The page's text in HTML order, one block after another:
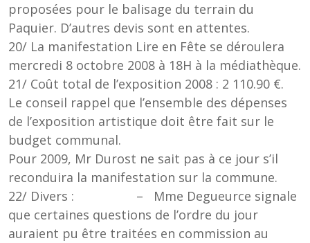
proposées pour le balisage du terrain du
Paquier. D’autres devis sont en attentes.
20/ La manifestation Lire en Fête se déroulera
mercredi 8 octobre 2008 à 18H à la médiathèque.
21/ Coût total de l’exposition 2008 : 2 110.90 €.
Le conseil rappel que l’ensemble des dépenses
de l’exposition artistique doit être fait sur le
budget communal.
Pour 2009, Mr Durost ne sait pas à ce jour s’il
reconduira la manifestation sur la commune.
22/ Divers : – Mme Degueurce signale
que certaines questions de l’ordre du jour
auraient pu être traitées en commission au